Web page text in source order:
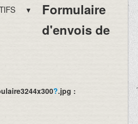
▼
Formulaire
d'envois de
?.jpg :